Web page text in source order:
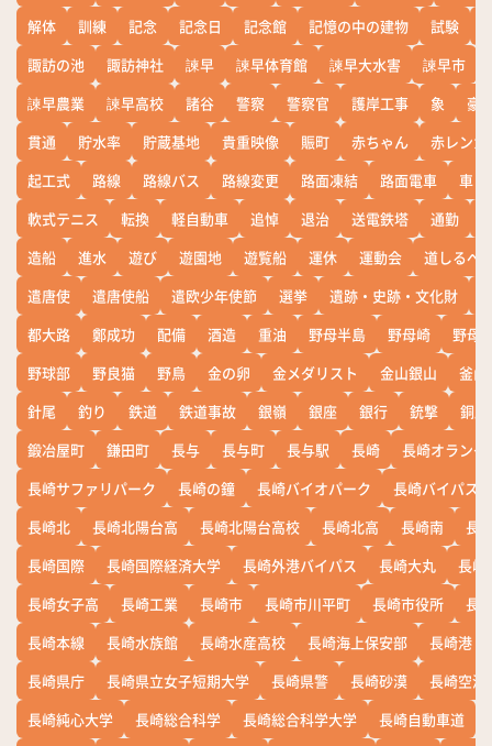
解体
訓練 記念 記念日 記念館 記憶の中の建物 試験
諏訪の池
諏訪神社 諫早 諫早体育館 諫早大水害 諫早市
諫早農業
諫早高校 諸谷 警察 警察官 護岸工事 象
豪
貫通
貯水率 貯蔵基地 貴重映像 賑町 赤ちゃん
赤レンガ
起工式
路線 路線バス 路線変更 路面凍結 路面電車
車
軟式テニス
転換 軽自動車 追悼 退治 送電鉄塔 通勤
造船
進水 遊び 遊園地 遊覧船 運休 運動会
道しるべ
遣唐使
遣唐使船 遣欧少年使節 選挙 遺跡・史跡・文化財
都大路
鄭成功 配備 酒造 重油 野母半島 野母崎
野母
野球部
野良猫 野鳥 金の卵 金メダリスト 金山銀山
釜山
針尾
釣り 鉄道 鉄道事故 銀嶺 銀座 銀行 銃撃
銅座
鍛冶屋町
鎌田町 長与 長与町 長与駅 長崎
長崎オランダ
長崎サファリパーク
長崎の鐘 長崎バイオパーク
長崎バイパス
長崎北
長崎北陽台高 長崎北陽台高校 長崎北高 長崎南
長
長崎国際
長崎国際経済大学 長崎外港バイパス 長崎大丸
長崎
長崎女子高
長崎工業 長崎市 長崎市川平町 長崎市役所
長
長崎本線
長崎水族館 長崎水産高校 長崎海上保安部
長崎港
長崎県庁
長崎県立女子短期大学 長崎県警 長崎砂漠
長崎空港
長崎純心大学
長崎総合科学 長崎総合科学大学 長崎自動車道